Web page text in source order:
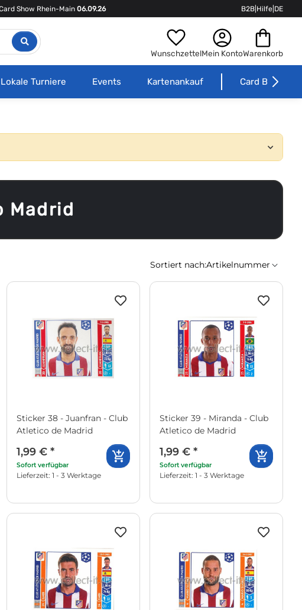
Show Rhein-Main 06.09.26 B2B Hilfe DE
WunschzettelMein KontoWarenkorb
Lokale Turniere Events Kartenankauf Card Börse
Madrid
Sortiert nach:Artikelnummer
Sticker 38 - Juanfran - Club
Atletico de Madrid
1,99 € *
Sofort verfügbar
Lieferzeit: 1 - 3 Werktage
Sticker 39 - Miranda - Club
Atletico de Madrid
1,99 € *
Sofort verfügbar
Lieferzeit: 1 - 3 Werktage